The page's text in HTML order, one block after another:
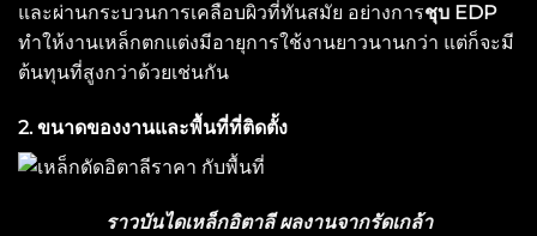
และผ่านกระบวนการเคลือบผิวที่ทันสมัย อย่างการชุบ EDP
ทำให้งานเหล็กตกแต่งมีอายุการใช้งานยาวนานกว่า แต่ก็จะมี
ต้นทุนที่สูงกว่าด้วยเช่นกัน
2. ขนาดของงานและพื้นที่ที่ติดตั้ง
ราวบันไดเหล็กอิตาลีผลงานจากรัดเกล้า